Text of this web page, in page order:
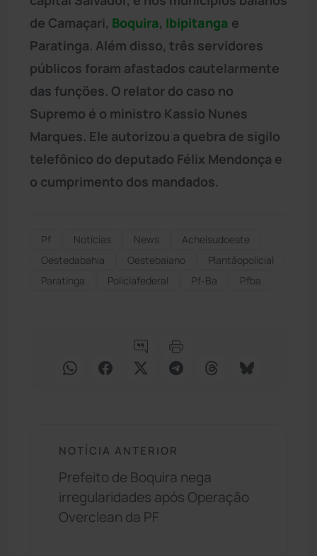
de Camaçari, Boquira, Ibipitanga e
Paratinga. Além disso, três servidores
públicos foram afastados cautelarmente
das funções. O relator do caso no
Supremo é o ministro Kassio Nunes
Marques. Ele autorizou a quebra de sigilo
telefônico do deputado Félix Mendonça e
o cumprimento dos mandados.
Pf Notícias News
Acheisudoeste
Oestedabahia
Oestebaiano
Plantãopolicial
Paratinga
Políciafederal Pf-Ba Pfba
NOTÍCIA ANTERIOR
Prefeito de Boquira nega
irregularidades após Operação
Overclean da PF